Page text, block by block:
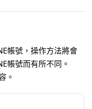
帳號，操作方法將會
帳號而有所不同。
。